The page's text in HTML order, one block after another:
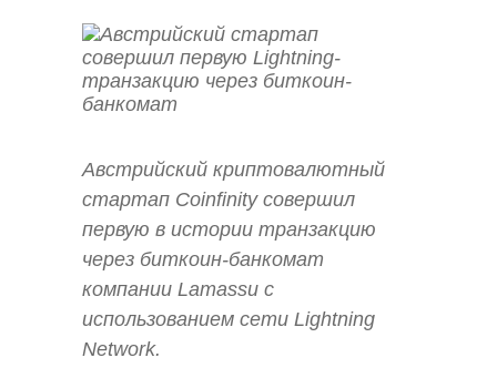
Австрийский криптовалютный
стартап Coinfinity совершил
первую в истории транзакцию
через биткоин-банкомат
компании Lamassu с
использованием сети Lightning
Network.